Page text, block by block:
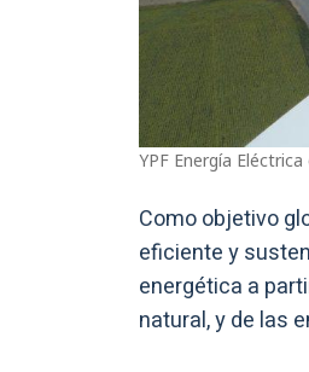
YPF Energía
Como objetivo
eficiente y
energética a
natural, y de las